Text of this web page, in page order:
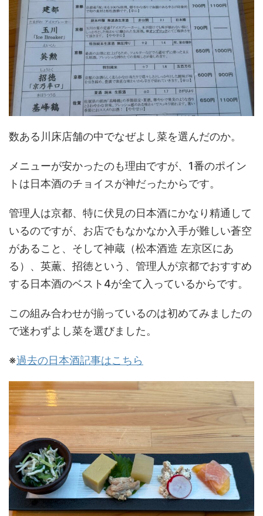
数ある川床店舗の中でなぜよし菜を選んだのか。
メニューが安かったのも理由ですが、1番のポイン
トは日本酒のチョイスが神だったからです。
管理人は京都、特に伏見の日本酒にかなり精通して
いるのですが、お店でもなかなか入手が難しい蒼空
があること、そして神蔵（松本酒造 左京区にあ
る）、英薫、招徳という、管理人が京都でおすすめ
する日本酒のベスト4が全て入っているからです。
この組み合わせが揃っているのは初めてみましたの
で迷わずよし菜を選びました。
※過去の日本酒記事はこちら